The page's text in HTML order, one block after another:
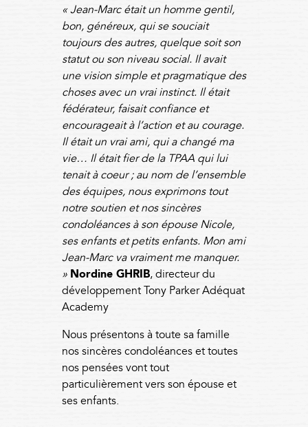
« Jean-Marc était un homme gentil,
bon, généreux, qui se souciait
toujours des autres, quelque soit son
statut ou son niveau social. Il avait
une vision simple et pragmatique des
choses avec un vrai instinct. Il était
fédérateur, faisait confiance et
encourageait à l’action et au courage.
Il était un vrai ami, qui a changé ma
vie… Il était fier de la TPAA qui lui
tenait à coeur ; au nom de l’ensemble
des équipes, nous exprimons tout
notre soutien et nos sincères
condoléances à son épouse Nicole,
ses enfants et petits enfants. Mon ami
Jean-Marc va vraiment me manquer.
» Nordine GHRIB, directeur du
développement Tony Parker Adéquat
Academy
Nous présentons à toute sa famille
nos sincères condoléances et toutes
nos pensées vont tout
particulièrement vers son épouse et
ses enfants.